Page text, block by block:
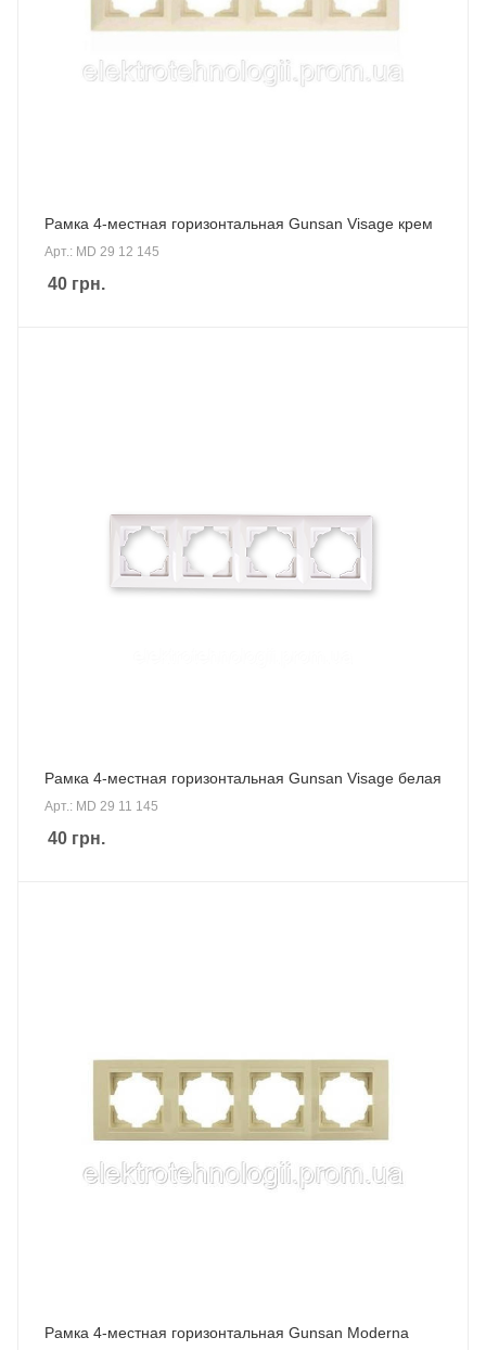
Рамка 4-местная горизонтальная Gunsan Visage крем
Арт.: MD 29 12 145
40 грн.
Рамка 4-местная горизонтальная Gunsan Visage белая
Арт.: MD 29 11 145
40 грн.
Рамка 4-местная горизонтальная Gunsan Moderna